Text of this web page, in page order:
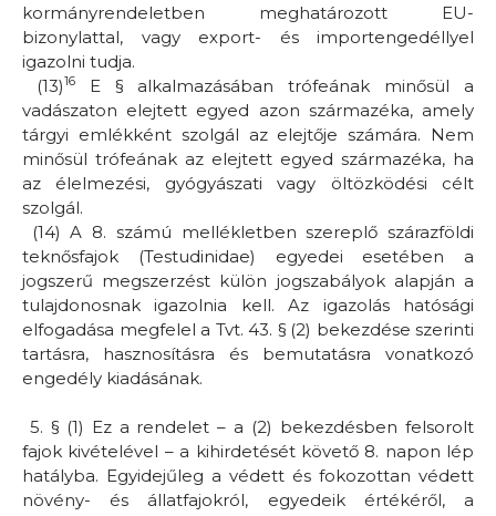
kormányrendeletben meghatározott EU-
bizonylattal, vagy export- és importengedéllyel
igazolni tudja.
(13)16
E § alkalmazásában trófeának minősül a
vadászaton elejtett egyed azon származéka, amely
tárgyi emlékként szolgál az elejtője számára. Nem
minősül trófeának az elejtett egyed származéka, ha
az élelmezési, gyógyászati vagy öltözködési célt
szolgál.
(14) A 8. számú mellékletben szereplő szárazföldi
teknősfajok
(Testudinidae) egyedei esetében a
jogszerű megszerzést külön jogszabályok alapján a
tulajdonosnak igazolnia kell. Az igazolás hatósági
elfogadása megfelel a Tvt. 43. § (2) bekezdése szerinti
tartásra, hasznosításra és bemutatásra vonatkozó
engedély kiadásának.
5. § (1) Ez a rendelet – a (2) bekezdésben felsorolt
fajok kivételével – a kihirdetését követő 8. napon lép
hatályba. Egyidejűleg a védett és fokozottan védett
növény- és állatfajokról, egyedeik értékéről, a